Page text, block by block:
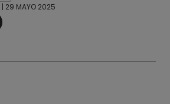
| 29 MAYO 2025